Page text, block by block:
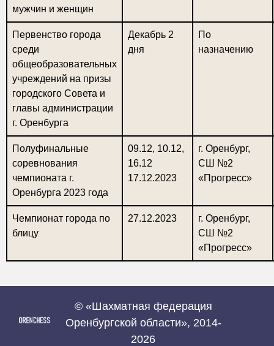
мужчин и женщин
Первенство города
среди
общеобразовательных
учреждений на призы
городского Совета и
главы администрации
г. Оренбурга
Декабрь 2
дня
По
назначению
Полуфинальные
соревнования
чемпионата г.
Оренбурга 2023 года
09.12, 10.12,
16.12
17.12.2023
г. Оренбург,
СШ №2
«Прогресс»
Чемпионат города по
блицу
27.12.2023
г. Оренбург,
СШ №2
«Прогресс»
© «Шахматная федерация
Оренбургской области», 2014-
2026